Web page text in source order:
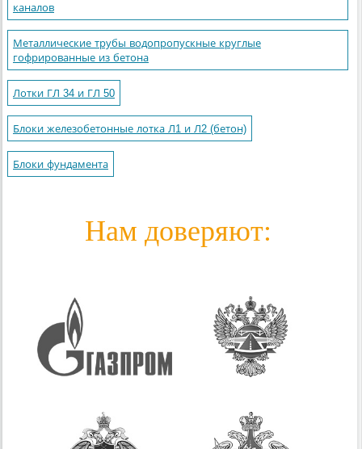
каналов
Металлические трубы водопропускные круглые
гофрированные из бетона
Лотки ГЛ 34 и ГЛ 50
Блоки железобетонные лотка Л1 и Л2 (бетон)
Блоки фундамента
Нам доверяют: